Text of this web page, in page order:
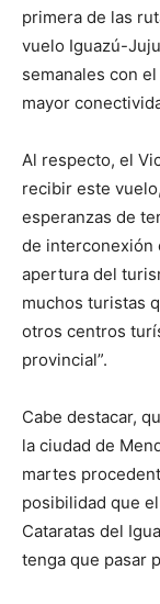
primera de las
vuelo Iguazú-
semanales con
mayor
Al respecto, el
recibir este
esperanzas de
de interconexión
apertura del
muchos turistas
otros centros
provincial”.
Cabe destacar,
la ciudad de
martes
posibilidad que
Cataratas del
tenga que pasar